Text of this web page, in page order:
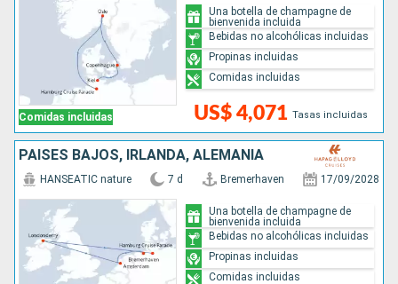
Comidas incluidas US$ 4,071 Tasas incluidas
Una botella de champagne de
bienvenida incluida
Bebidas no alcohólicas incluidas
Propinas incluidas
Comidas incluidas
PAISES BAJOS, IRLANDA, ALEMANIA
HANSEATIC nature 7 d Bremerhaven 17/09/2028
Una botella de champagne de
bienvenida incluida
Bebidas no alcohólicas incluidas
Propinas incluidas
Comidas incluidas